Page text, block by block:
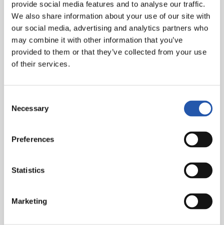
provide social media features and to analyse our traffic.
We also share information about your use of our site with
our social media, advertising and analytics partners who
may combine it with other information that you’ve
provided to them or that they’ve collected from your use
of their services.
Selection
Necessary
Preferences
Statistics
Marketing
Asistentzia: 20.387 ikusle.